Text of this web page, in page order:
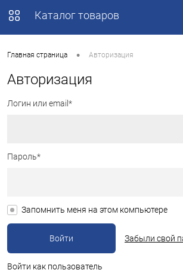
Каталог товаров
Главная страница • Авторизация
Авторизация
Логин или email*
Пароль*
Запомнить меня на этом компьютере
Забыли свой
Войти как пользователь